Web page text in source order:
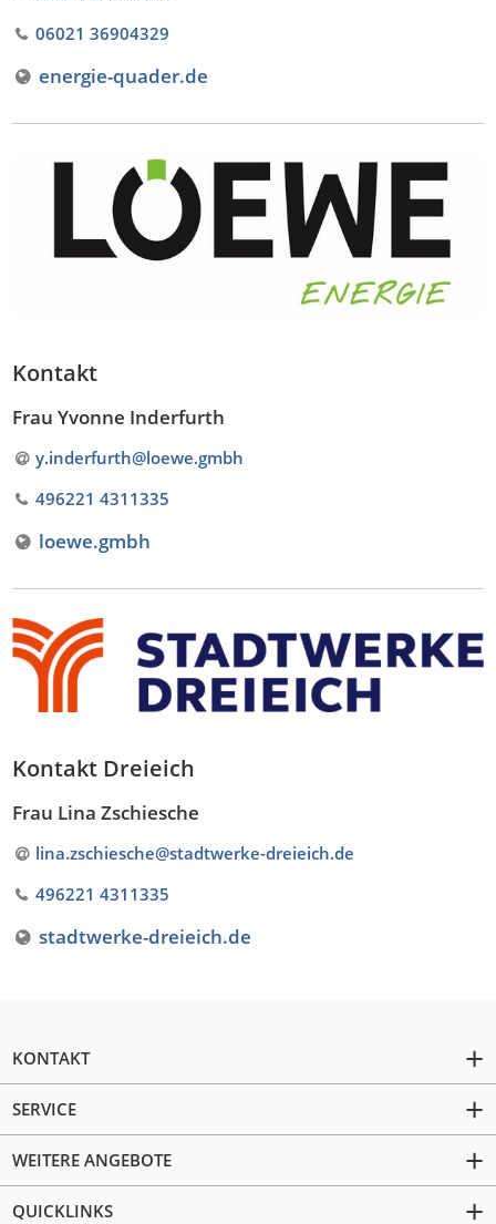
06021 36904329
energie-quader.de
Kontakt
Frau Yvonne Inderfurth
y.inderfurth@loewe.gmbh
496221 4311335
loewe.gmbh
Kontakt Dreieich
Frau Lina Zschiesche
lina.zschiesche@stadtwerke-dreieich.de
496221 4311335
stadtwerke-dreieich.de
KONTAKT
SERVICE
WEITERE ANGEBOTE
QUICKLINKS